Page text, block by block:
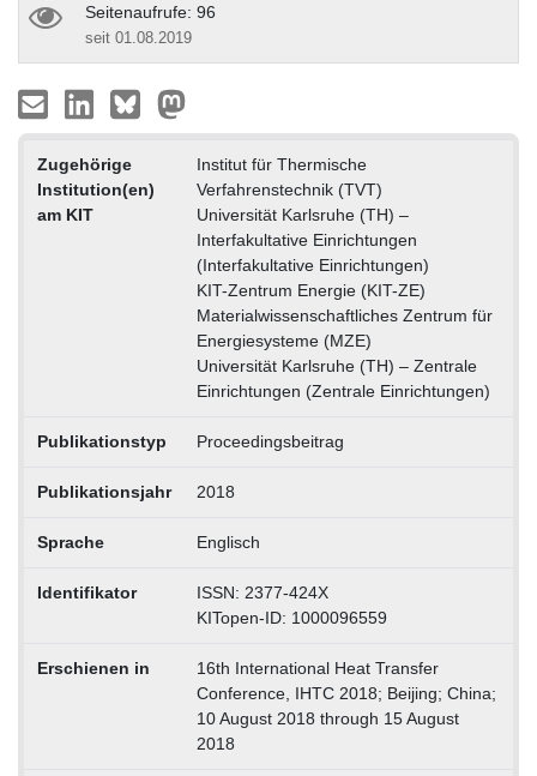
Seitenaufrufe: 96
seit 01.08.2019
Zugehörige
Institution(en)
am KIT
Institut für Thermische
Verfahrenstechnik (TVT)
Universität Karlsruhe (TH) –
Interfakultative Einrichtungen
(Interfakultative Einrichtungen)
KIT-Zentrum Energie (KIT-ZE)
Materialwissenschaftliches Zentrum für
Energiesysteme (MZE)
Universität Karlsruhe (TH) – Zentrale
Einrichtungen (Zentrale Einrichtungen)
Publikationstyp Proceedingsbeitrag
Publikationsjahr 2018
Sprache Englisch
Identifikator
ISSN: 2377-424X
KITopen-ID: 1000096559
Erschienen in
16th International Heat Transfer
Conference, IHTC 2018; Beijing; China;
10 August 2018 through 15 August
2018